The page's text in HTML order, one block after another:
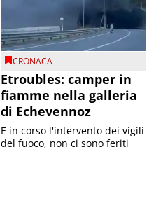
CRONACA
Etroubles: camper in
fiamme nella galleria
di Echevennoz
E in corso l'intervento dei vigili
del fuoco, non ci sono feriti